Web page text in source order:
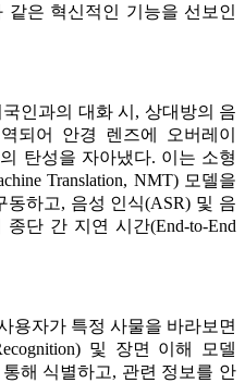
은 혁신적인 기능을 선보인
인과의 대화 시, 상대방의 음
되어 안경 렌즈에 오버레이
탄성을 자아냈다. 이는 소형
Translation, NMT) 모델을
하고, 음성 인식(ASR) 및 음
단 간 지연 시간(End-to-End
용자가 특정 사물을 바라보면
및 장면 이해 모델
통해 식별하고, 관련 정보를 안